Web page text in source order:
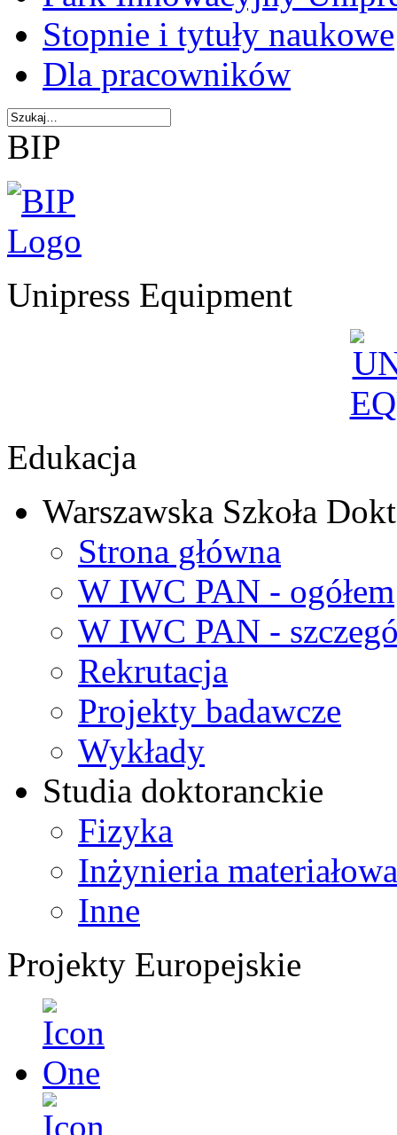
Stopnie i tytuły naukowe
Dla pracowników
BIP
Unipress Equipment
Edukacja
Warszawska Szkoła
Strona główna
W IWC PAN - ogółem
W IWC PAN -
Rekrutacja
Projekty badawcze
Wykłady
Studia doktoranckie
Fizyka
Inżynieria materiałowa
Inne
Projekty Europejskie